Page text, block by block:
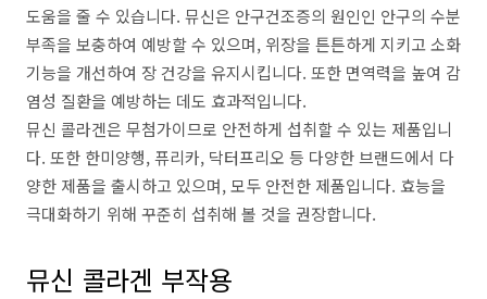
도움을 줄 수 있습니다. 뮤신은 안구건조증의 원인인 안구의 수분
부족을 보충하여 예방할 수 있으며, 위장을 튼튼하게 지키고 소화
기능을 개선하여 장 건강을 유지시킵니다. 또한 면역력을 높여 감
염성 질환을 예방하는 데도 효과적입니다.
뮤신 콜라겐은 무첨가이므로 안전하게 섭취할 수 있는 제품입니
다. 또한 한미양행, 퓨리카, 닥터프리오 등 다양한 브랜드에서 다
양한 제품을 출시하고 있으며, 모두 안전한 제품입니다. 효능을
극대화하기 위해 꾸준히 섭취해 볼 것을 권장합니다.
뮤신 콜라겐 부작용